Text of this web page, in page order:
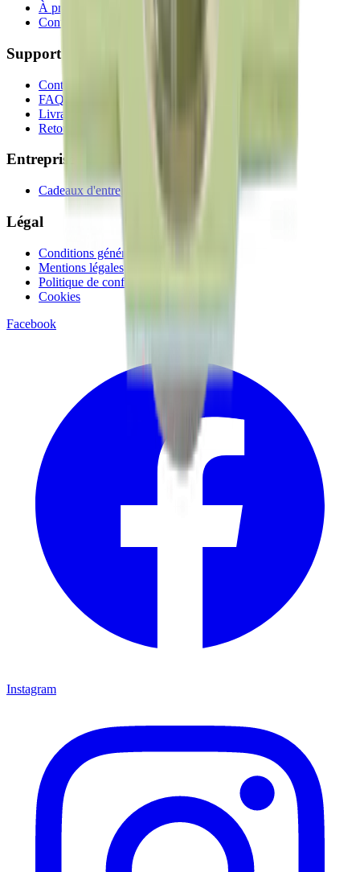
À propos de nous
Contactez-nous
Support
Contactez-nous
FAQ
Livraison
Retours et remboursements
Entreprise
Cadeaux d'entreprise
Légal
Conditions générales
Mentions légales
Politique de confidentialité
Cookies
Facebook
Instagram